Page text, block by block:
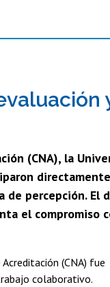
Hospital
(CNA), la
percepción. El
el compromiso
(CNA) fue
colaborativo.